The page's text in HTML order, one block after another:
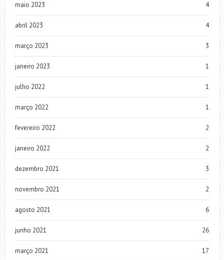
maio 2023 4
abril 2023 4
março 2023 3
janeiro 2023 1
julho 2022 1
março 2022 1
fevereiro 2022 2
janeiro 2022 2
dezembro 2021 3
novembro 2021 2
agosto 2021 6
junho 2021 26
março 2021 17